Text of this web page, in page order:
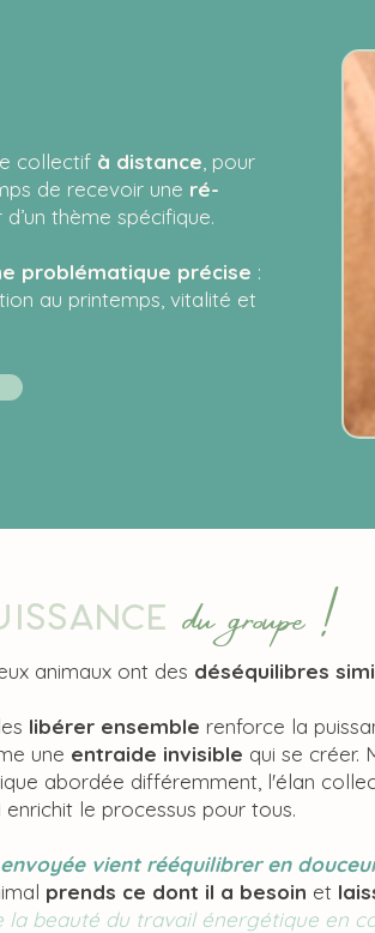
collectif à distance , pour
de recevoir une ré-
d’un thème spécifique.
problématique précise :
au printemps, vitalité et
du groupe !
animaux ont des déséquilibres
libérer ensemble renforce la
une entraide invisible qui se créer.
abordée différemment, l'élan
enrichit le processus pour tous.
envoyée vient rééquilibrer en
prends ce dont il a besoin et
la beauté du travail énergétique en